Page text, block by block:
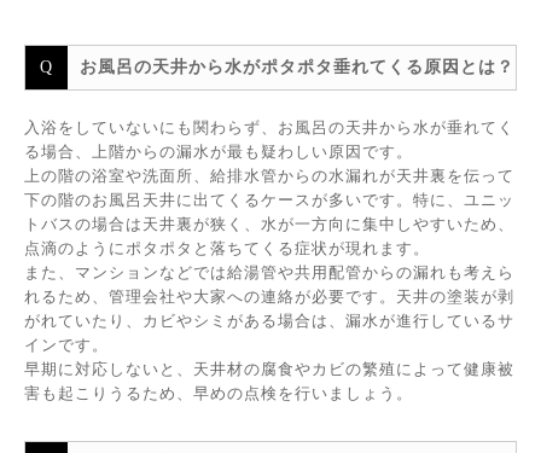
お風呂の天井から水がポタポタ垂れてくる原因とは？
入浴をしていないにも関わらず、お風呂の天井から水が垂れてく
る場合、上階からの漏水が最も疑わしい原因です。
上の階の浴室や洗面所、給排水管からの水漏れが天井裏を伝って
下の階のお風呂天井に出てくるケースが多いです。特に、ユニッ
トバスの場合は天井裏が狭く、水が一方向に集中しやすいため、
点滴のようにポタポタと落ちてくる症状が現れます。
また、マンションなどでは給湯管や共用配管からの漏れも考えら
れるため、管理会社や大家への連絡が必要です。天井の塗装が剥
がれていたり、カビやシミがある場合は、漏水が進行しているサ
インです。
早期に対応しないと、天井材の腐食やカビの繁殖によって健康被
害も起こりうるため、早めの点検を行いましょう。